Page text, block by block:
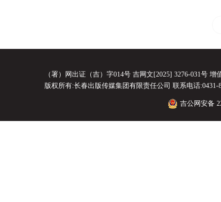
（署）网出证（吉）字014号 吉网文[2025] 3276-031号
版权所有:长春出版传媒集团有限责任公司 联系电话:0431-
吉公网安备